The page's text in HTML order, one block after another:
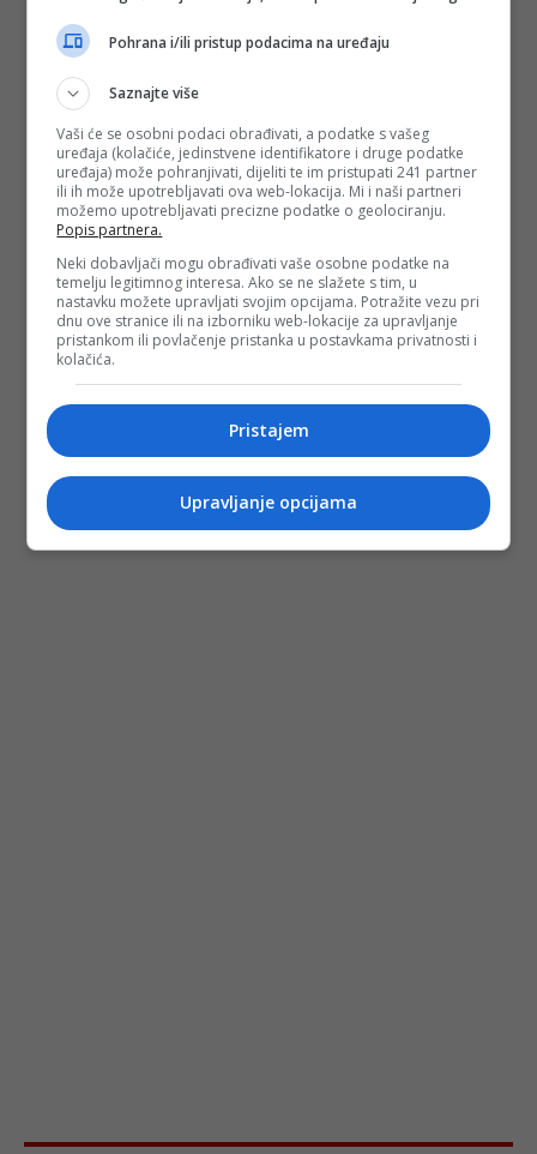
Pohrana i/ili pristup podacima na uređaju
Saznajte više
Vaši će se osobni podaci obrađivati, a podatke s vašeg
uređaja (kolačiće, jedinstvene identifikatore i druge podatke
uređaja) može pohranjivati, dijeliti te im pristupati 241 partner
ili ih može upotrebljavati ova web-lokacija. Mi i naši partneri
možemo upotrebljavati precizne podatke o geolociranju.
Popis partnera.
Neki dobavljači mogu obrađivati vaše osobne podatke na
temelju legitimnog interesa. Ako se ne slažete s tim, u
nastavku možete upravljati svojim opcijama. Potražite vezu pri
dnu ove stranice ili na izborniku web-lokacije za upravljanje
pristankom ili povlačenje pristanka u postavkama privatnosti i
kolačića.
Pristajem
Upravljanje opcijama